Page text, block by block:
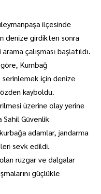
ilçesinde
denize girdikten sonra
çalışması başlatıldı.
Kumbağ
için denize
kayboldu.
üzerine olay yerine
Sahil Güvenlik
adamlar, jandarma
sevk edildi.
rüzgar ve dalgalar
güçlükle